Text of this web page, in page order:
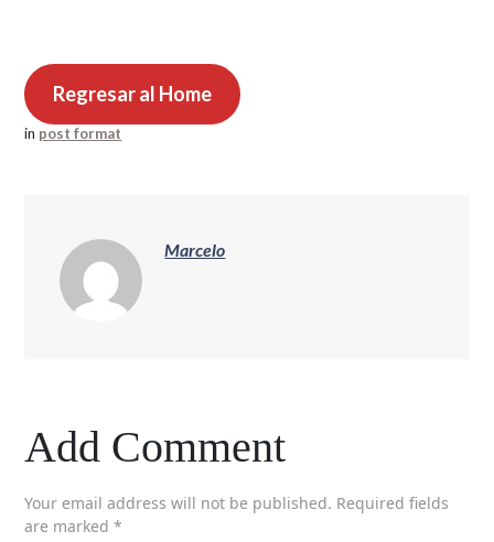
Regresar al Home
in post format
Marcelo
Add Comment
Your email address will not be published. Required fields
are marked *